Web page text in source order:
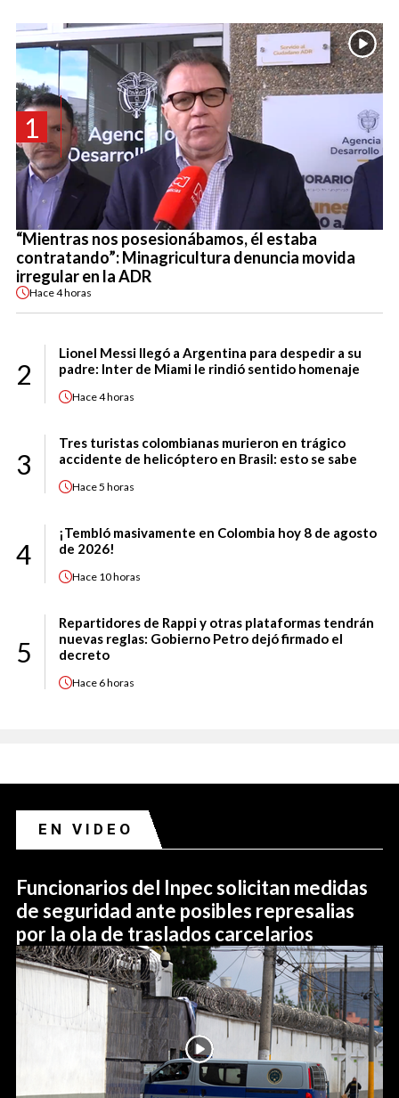
1
“Mientras nos posesionábamos, él estaba
contratando”: Minagricultura denuncia movida
irregular en la ADR
Hace4 horas
2
Lionel Messi llegó a Argentina para despedir a su
padre: Inter de Miami le rindió sentido homenaje
Hace4 horas
3
Tres turistas colombianas murieron en trágico
accidente de helicóptero en Brasil: esto se sabe
Hace5 horas
4
¡Tembló masivamente en Colombia hoy 8 de agosto
de 2026!
Hace 10 horas
5
Repartidores de Rappi y otras plataformas tendrán
nuevas reglas: Gobierno Petro dejó firmado el
decreto
Hace 6 horas
EN VIDEO
Funcionarios del Inpec solicitan medidas
de seguridad ante posibles represalias
por la ola de traslados carcelarios